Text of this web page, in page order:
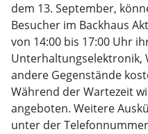
dem 13. September,
Besucher im Backhaus
von 14:00 bis 17:00 Uhr
Unterhaltungselektronik,
andere Gegenstände
Während der Wartezeit
angeboten. Weitere
unter der